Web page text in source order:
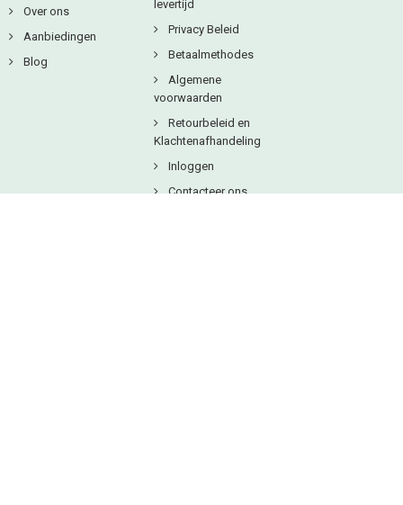
Over ons
Aanbiedingen
Blog
levertijd
Privacy Beleid
Betaalmethodes
Algemene
voorwaarden
Retourbeleid en
Klachtenafhandeling
Inloggen
Contacteer ons